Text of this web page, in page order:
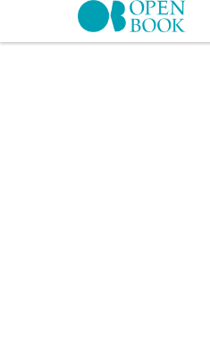
Skip to navigation